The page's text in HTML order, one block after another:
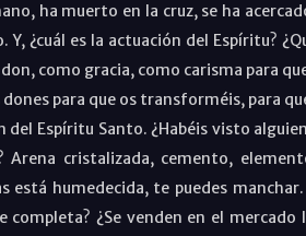
ha muerto en la cruz, se ha
¿cuál es la actuación del Espíritu?
como gracia, como carisma para
para que os transforméis, para
del Espíritu Santo.¿Habéis visto
Arena cristalizada, cemento,
está humedecida, te puedes
completa? ¿Se venden en el